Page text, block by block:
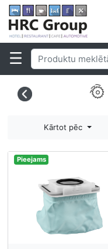
Kārtot pēc
Pieejams